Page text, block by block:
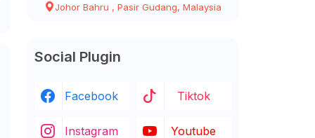
Johor Bahru , Pasir Gudang, Malaysia
Social Plugin
Facebook Tiktok
Instagram Youtube